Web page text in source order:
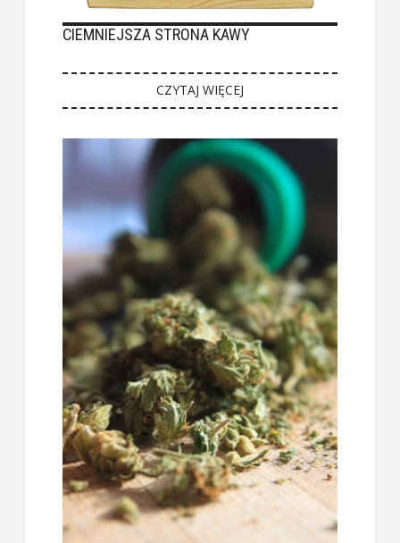
CIEMNIEJSZA STRONA KAWY
CZYTAJ WIĘCEJ